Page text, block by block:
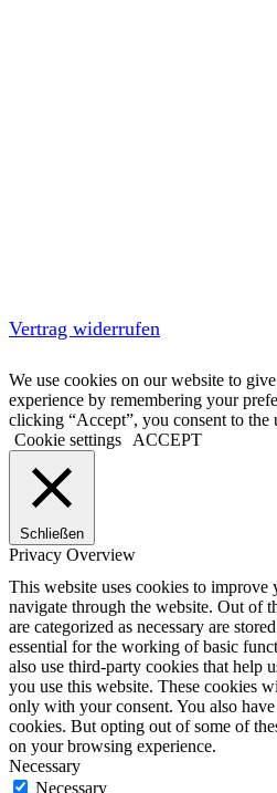
Vertrag widerrufen
We use cookies on our website to
experience by remembering your
clicking “Accept”, you consent to the
Cookie settings
ACCEPT
Schließen
Privacy Overview
This website uses cookies to
navigate through the website. Out of
are categorized as necessary are
essential for the working of basic
also use third-party cookies that help
you use this website. These cookies
only with your consent. You also
cookies. But opting out of some of
on your browsing experience.
Necessary
Necessary